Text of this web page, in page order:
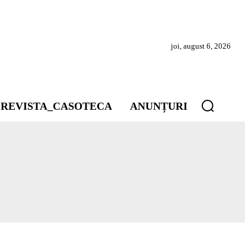
joi, august 6, 2026
REVISTA_CASOTECA ANUNȚURI